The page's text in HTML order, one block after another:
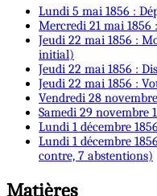
Lundi 5 mai 1856 :
Mercredi 21 mai
Jeudi 22 mai 1856 :
initial)
Jeudi 22 mai 1856 :
Jeudi 22 mai 1856 :
Vendredi 28
Samedi 29 novembre
Lundi 1 décembre
Lundi 1 décembre
contre, 7 abstentions)
Matières